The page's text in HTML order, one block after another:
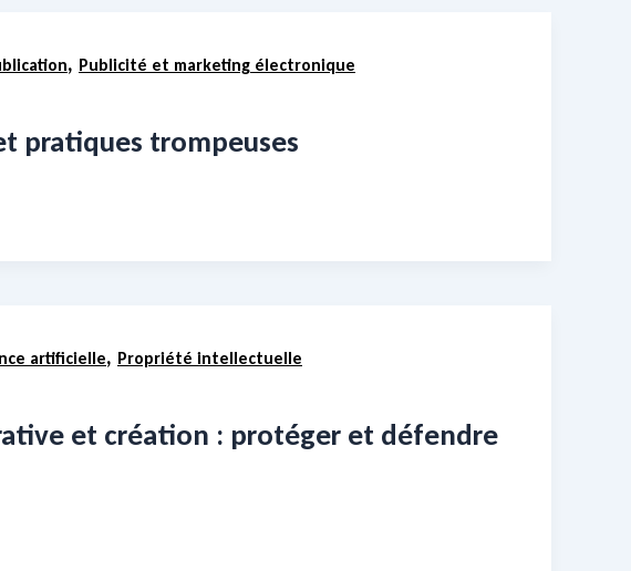
, Publicité et marketing électronique
pratiques trompeuses
artificielle, Propriété intellectuelle
et création : protéger et défendre